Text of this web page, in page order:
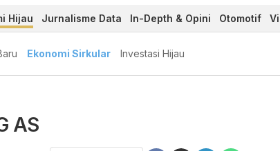
Hijau Jurnalisme Data In-Depth & Opini Otomotif
Ekonomi Sirkular Investasi Hijau
AS